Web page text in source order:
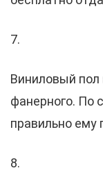
7.
Виниловый пол
фанерного. По
правильно ему
8.